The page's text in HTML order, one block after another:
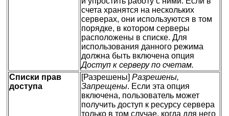
счета хранятся на нескольких
серверах, они используются в том
порядке, в котором серверы
расположены в списке. Для
использования данного режима
должна быть включена опция
Доступ к серверу по счетам.
Списки прав
доступа
[Разрешены] Разрешены,
Запрещены. Если эта опция
включена, пользователь может
получить доступ к ресурсу сервера
только в том случае, когда для него